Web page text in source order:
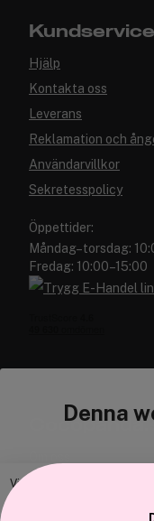
Denna
Vi använder
Kundservice
Hjälp
Kontakta oss
Leverans
Reklamation och
Användarvillkor
Sekretesspolicy
Öppettider:
Måndag–torsdag:
Fredag: 10:00–15:00